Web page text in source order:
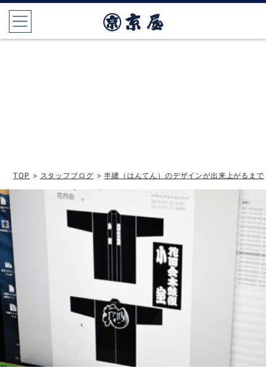
TOP > スタッフブログ >半纏（はんてん）のデザインが出来上がるまで